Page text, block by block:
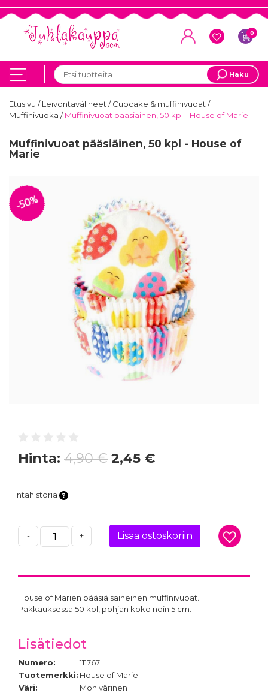
0
Haku
Etusivu /Leivontavälineet/Cupcake & muffinivuoat/
Muffinivuoka /Muffinivuoat pääsiäinen, 50 kpl - House of Marie
Muffinivuoat pääsiäinen, 50 kpl - House of
Marie
-50%
Hinta: 4,90 € 2,45 €
Hintahistoria
- + Lisää ostoskoriin
House of Marien pääsiäisaiheinen muffinivuoat.
Pakkauksessa 50 kpl, pohjan koko noin 5 cm.
Lisätiedot
Numero:
111767
Tuotemerkki: House of Marie
Väri:
Monivärinen